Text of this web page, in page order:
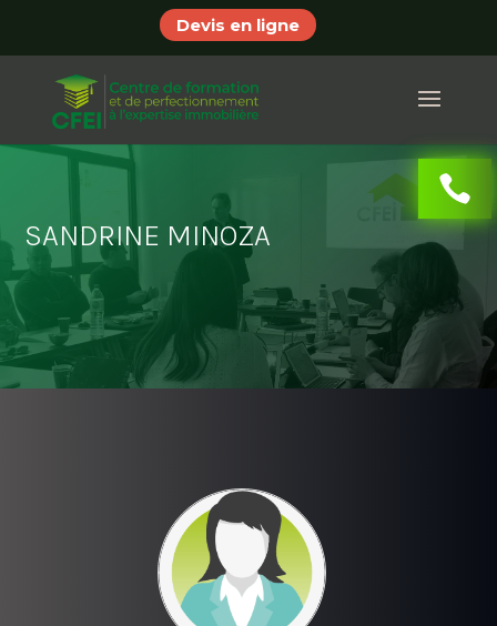
Devis en ligne
SANDRINE MINOZA